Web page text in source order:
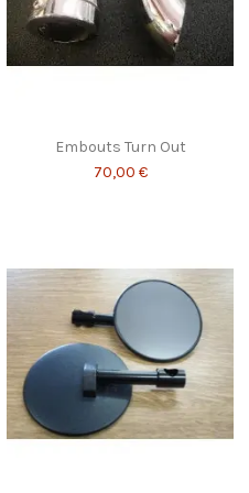
Embouts Turn Out
70,00 €